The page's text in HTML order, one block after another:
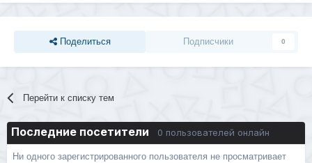
Поделиться Подписчики 0
Перейти к списку тем
Последние посетители 0 пользователей онлайн
Ни одного зарегистрированного пользователя не просматривает